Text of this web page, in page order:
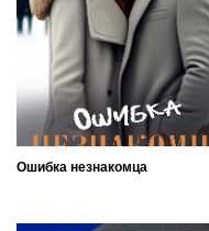
Ошибка незнакомца